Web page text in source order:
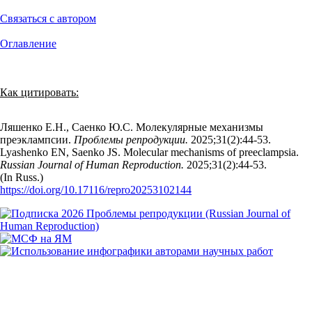
Связаться с автором
Оглавление
Как цитировать:
Ляшенко Е.Н., Саенко Ю.С. Молекулярные механизмы
преэклампсии. Проблемы репродукции. 2025;31(2):44‑53.
Lyashenko EN, Saenko JS. Molecular mechanisms of preeclampsia.
Russian Journal of Human Reproduction. 2025;31(2):44‑53.
(In Russ.)
https://doi.org/10.17116/repro20253102144